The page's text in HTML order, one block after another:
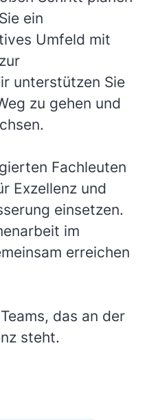
ein
Umfeld mit
unterstützen Sie
zu gehen und
Fachleuten
Exzellenz und
einsetzen.
im
erreichen
das an der
steht.